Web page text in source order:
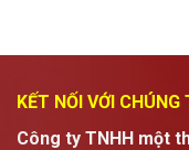
KẾT NỐI VỚI CHÚNG
Công ty TNHH một